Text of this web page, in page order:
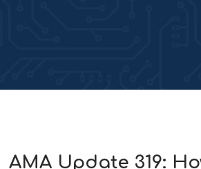
AMA Update 319: